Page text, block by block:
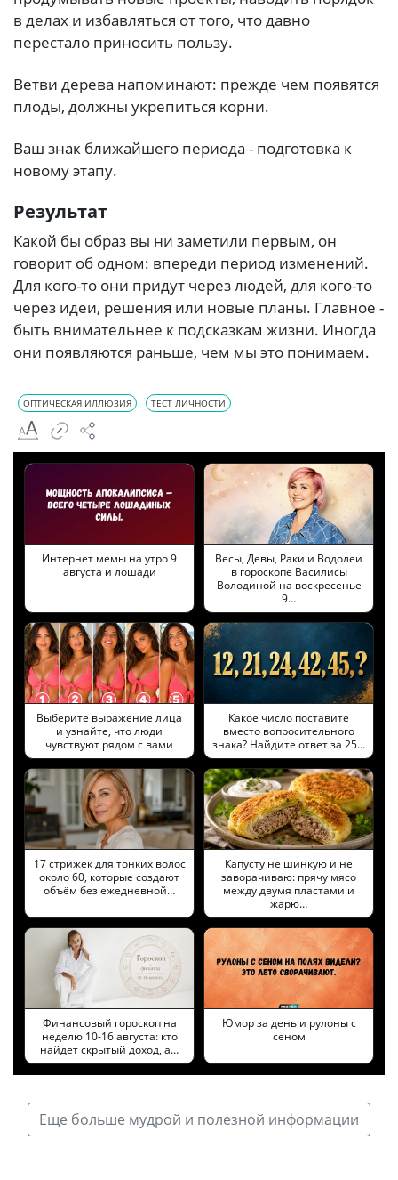
в делах и избавляться от того, что давно
перестало приносить пользу.
Ветви дерева напоминают: прежде чем появятся
плоды, должны укрепиться корни.
Ваш знак ближайшего периода - подготовка к
новому этапу.
Результат
Какой бы образ вы ни заметили первым, он
говорит об одном: впереди период изменений.
Для кого-то они придут через людей, для кого-то
через идеи, решения или новые планы. Главное -
быть внимательнее к подсказкам жизни. Иногда
они появляются раньше, чем мы это понимаем.
ОПТИЧЕСКАЯ ИЛЛЮЗИЯ ТЕСТ ЛИЧНОСТИ
Интернет мемы на утро 9
августа и лошади
Весы, Девы, Раки и Водолеи
в гороскопе Василисы
Володиной на воскресенье
9…
Выберите выражение лица
и узнайте, что люди
чувствуют рядом с вами
Какое число поставите
вместо вопросительного
знака? Найдите ответ за 25…
17 стрижек для тонких волос
около 60, которые создают
объём без ежедневной…
Капусту не шинкую и не
заворачиваю: прячу мясо
между двумя пластами и
жарю…
Финансовый гороскоп на
неделю 10-16 августа: кто
найдёт скрытый доход, а…
Юмор за день и рулоны с
сеном
Еще больше мудрой и полезной информации